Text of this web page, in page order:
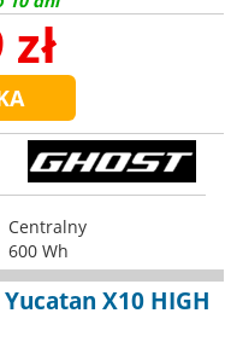
Centralny
600 Wh
X10 HIGH